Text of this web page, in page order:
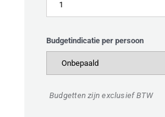
Budgetindicatie per persoon
Budgetten zijn exclusief BTW